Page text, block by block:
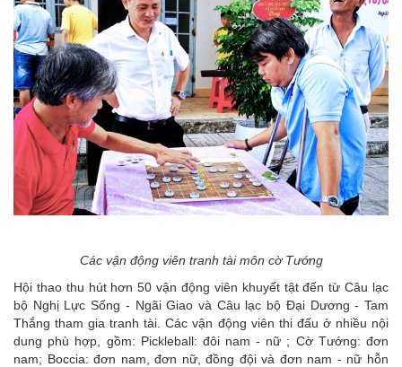
Các vận động viên tranh tài môn cờ Tướng
Hội thao thu hút hơn 50 vận động viên khuyết tật đến từ Câu lạc
bộ Nghị Lực Sống - Ngãi Giao và Câu lạc bộ Đại Dương - Tam
Thắng tham gia tranh tài. Các vận động viên thi đấu ở nhiều nội
dung phù hợp, gồm: Pickleball: đôi nam - nữ ; Cờ Tướng: đơn
nam; Boccia: đơn nam, đơn nữ, đồng đội và đơn nam - nữ hỗn